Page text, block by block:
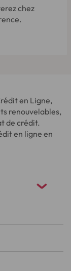
chez
en Ligne,
renouvelables,
de crédit.
en ligne en